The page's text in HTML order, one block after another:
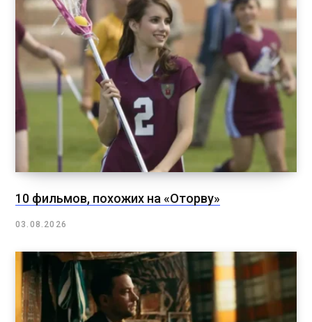
10 фильмов, похожих на «Оторву»
03.08.2026